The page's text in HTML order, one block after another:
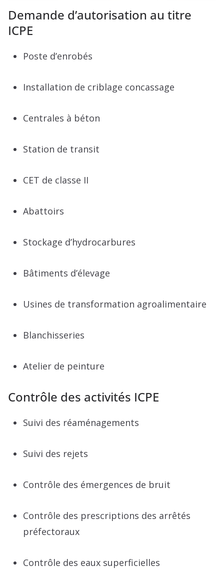
Demande d’autorisation au titre
ICPE
Poste d’enrobés
Installation de criblage concassage
Centrales à béton
Station de transit
CET de classe II
Abattoirs
Stockage d’hydrocarbures
Bâtiments d’élevage
Usines de transformation agroalimentaire
Blanchisseries
Atelier de peinture
Contrôle des activités ICPE
Suivi des réaménagements
Suivi des rejets
Contrôle des émergences de bruit
Contrôle des prescriptions des arrêtés
préfectoraux
Contrôle des eaux superficielles